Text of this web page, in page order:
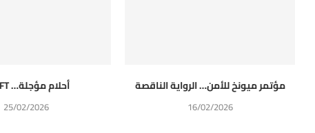
أحلام مؤجلة… SWIFT
25/02/2026
مؤتمر ميونخ للأمن… الرواية الناقصة
16/02/2026